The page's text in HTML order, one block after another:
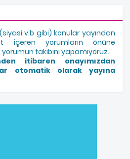
v.b gibi) konular yayından
içeren yorumların önüne
takibini yapamıyoruz.
itibaren onayımızdan
otomatik olarak yayına